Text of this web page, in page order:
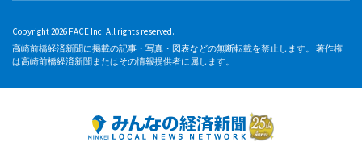
Copyright 2026 FACE Inc. All rights reserved.
高崎前橋経済新聞に掲載の記事・写真・図表などの無断転載を禁止します。 著作権
は高崎前橋経済新聞またはその情報提供者に属します。